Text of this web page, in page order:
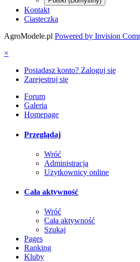
Kontakt
Ciasteczka
AgroModele.pl Powered by Invision
×
Posiadasz konto? Zaloguj się
Zarejestruj się
Forum
Galeria
Homepage
Przeglądaj
Wróć
Administracja
Użytkownicy online
Cała aktywność
Wróć
Cała aktywność
Szukaj
Pages
Ranking
Kluby